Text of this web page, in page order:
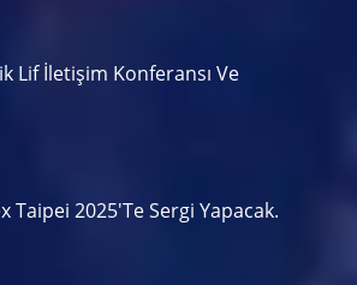
Lif İletişim Konferansı Ve
Taipei 2025'te Sergi Yapacak.